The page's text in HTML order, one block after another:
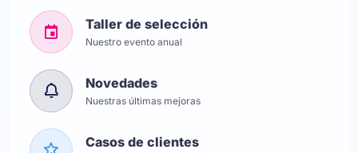
Taller de selección
Nuestro evento anual
Novedades
Nuestras últimas mejoras
Casos de clientes